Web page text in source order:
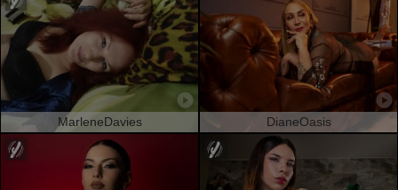
MarleneDavies DianeOasis